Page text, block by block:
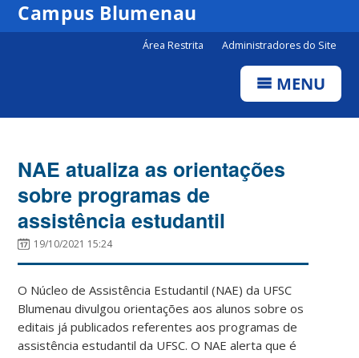
Campus Blumenau
Área Restrita Administradores do Site
MENU
NAE atualiza as orientações
sobre programas de
assistência estudantil
19/10/2021 15:24
O Núcleo de Assistência Estudantil (NAE) da UFSC
Blumenau divulgou orientações aos alunos sobre os
editais já publicados referentes aos programas de
assistência estudantil da UFSC. O NAE alerta que é